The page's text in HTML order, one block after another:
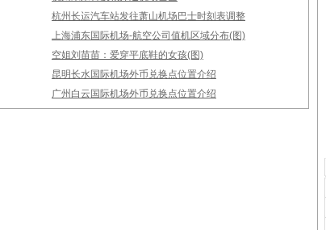
杭州长运汽车站发往萧山机场巴士时刻表调整
上海浦东国际机场-航空公司值机区域分布(图)
空姐刘苗苗：爱穿平底鞋的女孩(图)
昆明长水国际机场外币兑换点位置介绍
广州白云国际机场外币兑换点位置介绍